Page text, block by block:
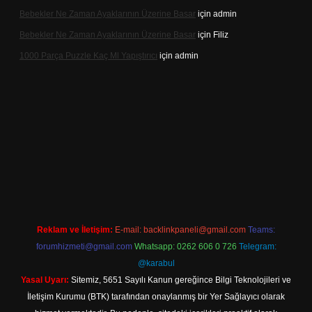
Bebekler Ne Zaman Ayaklarının Üzerine Basar için admin
Bebekler Ne Zaman Ayaklarının Üzerine Basar için Filiz
1000 Parça Puzzle Kaç Ml Yapıştırıcı için admin
Reklam ve İletişim: E-mail: backlinkpaneli@gmail.com Teams:
forumhizmeti@gmail.com Whatsapp: 0262 606 0 726 Telegram:
@karabul
Yasal Uyarı: Sitemiz, 5651 Sayılı Kanun gereğince Bilgi Teknolojileri ve
İletişim Kurumu (BTK) tarafından onaylanmış bir Yer Sağlayıcı olarak